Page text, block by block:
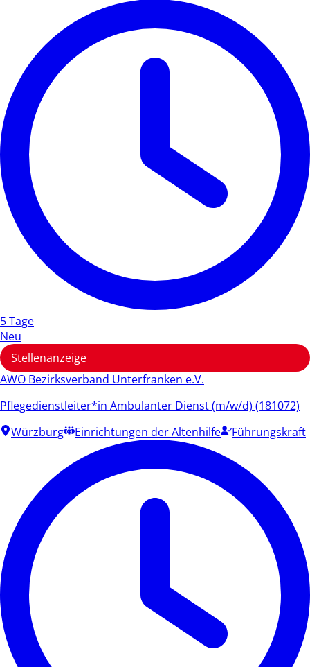
5 Tage
Neu
Stellenanzeige
AWO Bezirksverband Unterfranken e.V.
Pflegedienstleiter*in Ambulanter Dienst (m/w/d) (181072)
Würzburg
Einrichtungen der Altenhilfe Führungskraft